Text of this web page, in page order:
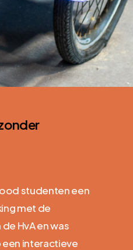
studenten een
met de
HvA en was
interactieve